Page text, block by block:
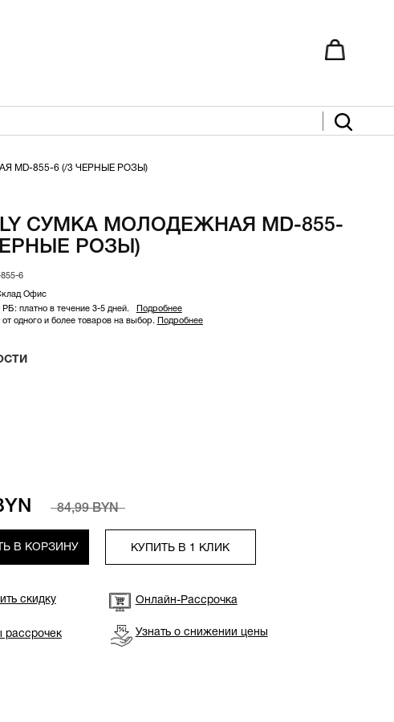
MD-855-6 (/3 ЧЕРНЫЕ РОЗЫ)
СУМКА МОЛОДЕЖНАЯ MD-855-
РОЗЫ)
6
Офис
платно в течение 3-5 дней.
Подробнее
одного и более товаров на выбор.
Подробнее
84,99 BYN
В КОРЗИНУ КУПИТЬ В 1 КЛИК
скидку Онлайн-Рассрочка
рассрочек Узнать о снижении цены